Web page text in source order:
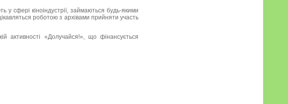
сфері кіноіндустрії, займаються будь-якими
роботою з архівами прийняти участь
активності «Долучайся!», що фінансується